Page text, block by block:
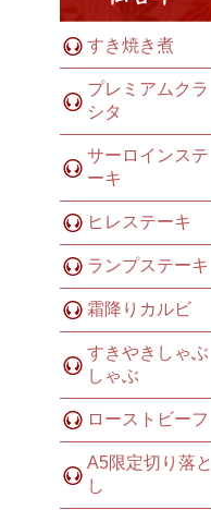
すき焼き煮
プレミアムクラ
シタ
サーロインステ
ーキ
ヒレステーキ
ランプステーキ
霜降りカルビ
すきやきしゃぶ
しゃぶ
ローストビーフ
A5限定切り落と
し